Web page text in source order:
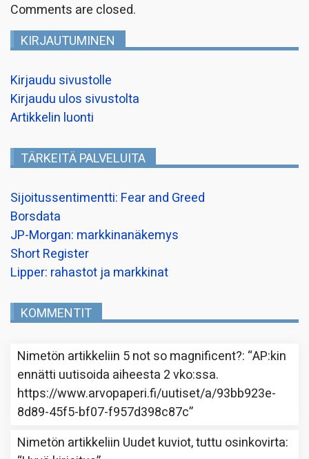
Comments are closed.
KIRJAUTUMINEN
Kirjaudu sivustolle
Kirjaudu ulos sivustolta
Artikkelin luonti
TÄRKEITÄ PALVELUITA
Sijoitussentimentti: Fear and Greed
Borsdata
JP-Morgan: markkinanäkemys
Short Register
Lipper: rahastot ja markkinat
KOMMENTIT
Nimetön artikkeliin 5 not so magnificent?: “AP:kin
ennätti uutisoida aiheesta 2 vko:ssa.
https://www.arvopaperi.fi/uutiset/a/93bb923e-
8d89-45f5-bf07-f957d398c87c”
Nimetön artikkeliin Uudet kuviot, tuttu osinkovirta: